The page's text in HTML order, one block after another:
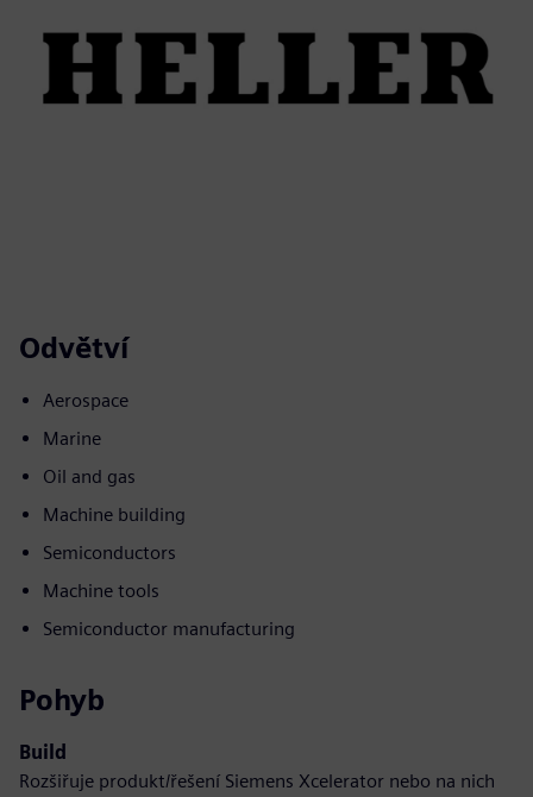
Odvětví
Aerospace
Marine
Oil and gas
Machine building
Semiconductors
Machine tools
Semiconductor manufacturing
Pohyb
Build
Rozšiřuje produkt/řešení Siemens Xcelerator nebo na nich